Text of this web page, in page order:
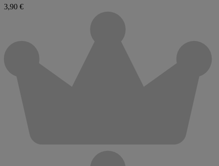
3,90 €